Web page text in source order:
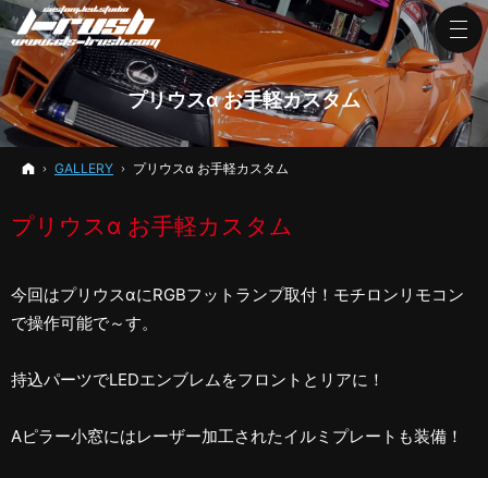
プリウスα お手軽カスタム
ホーム
GALLERY プリウスα お手軽カスタム
プリウスα お手軽カスタム
今回はプリウスαにRGBフットランプ取付！モチロンリモコン
で操作可能で～す。
持込パーツでLEDエンブレムをフロントとリアに！
Aピラー小窓にはレーザー加工されたイルミプレートも装備！